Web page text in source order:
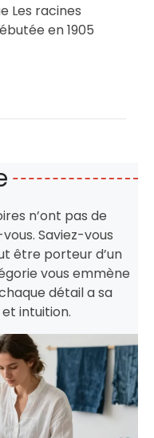
Les racines
en 1905
n’ont pas de
Saviez-vous
être porteur d’un
vous emmène
détail a sa
intuition.